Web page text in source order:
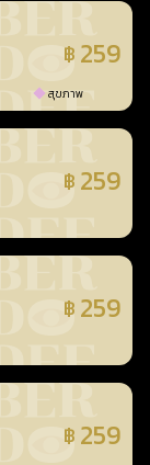
฿ 259
สุขภาพ
฿ 259
฿ 259
฿ 259